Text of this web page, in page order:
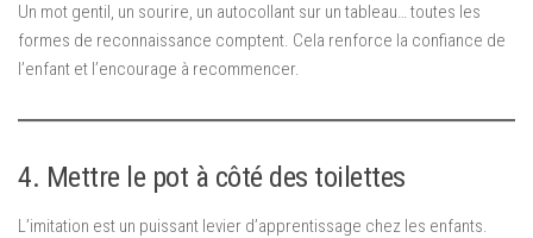
Un mot gentil, un sourire, un autocollant sur un tableau… toutes les
formes de reconnaissance comptent. Cela renforce la confiance de
l’enfant et l’encourage à recommencer.
4. Mettre le pot à côté des toilettes
L’imitation est un puissant levier d’apprentissage chez les enfants.